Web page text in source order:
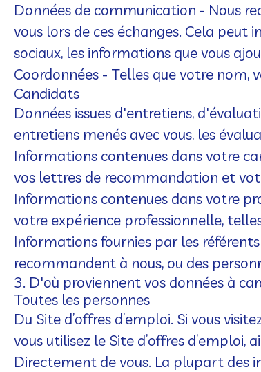
Données de communication - Nous
vous lors de ces échanges. Cela peut
sociaux, les informations que vous
Coordonnées - Telles que votre nom,
Candidats
Données issues d'entretiens,
entretiens menés avec vous, les
Informations contenues dans votre
vos lettres de recommandation et
Informations contenues dans votre
votre expérience professionnelle,
Informations fournies par les référents
recommandent à nous, ou des
3. D'où proviennent vos données à
Toutes les personnes
Du Site d’offres d’emploi. Si vous
vous utilisez le Site d’offres
Directement de vous. La plupart des